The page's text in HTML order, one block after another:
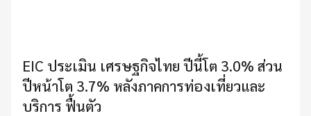
EIC ประเมิน เศรษฐกิจไทย ปีนี้โต 3.0% ส่วน
ปีหน้าโต 3.7% หลังภาคการท่องเที่ยวและ
บริการ ฟื้นตัว